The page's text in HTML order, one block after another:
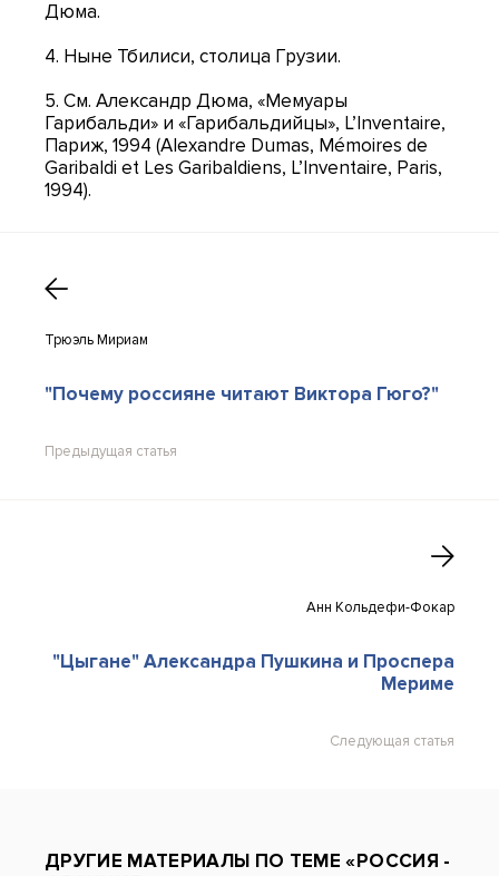
Дюма.
4. Ныне Тбилиси, столица Грузии.
5. См. Александр Дюма, «Мемуары
Гарибальди» и «Гарибальдийцы», L’Inventaire,
Париж, 1994 (Alexandre Dumas, Mémoires de
Garibaldi et Les Garibaldiens, L’Inventaire, Paris,
1994).
Трюэль Мириам
"Почему россияне читают Виктора Гюго?"
Предыдущая статья
Анн Кольдефи-Фокар
"Цыгане" Александра Пушкина и Проспера
Мериме
Следующая статья
ДРУГИЕ МАТЕРИАЛЫ ПО ТЕМЕ «РОССИЯ -